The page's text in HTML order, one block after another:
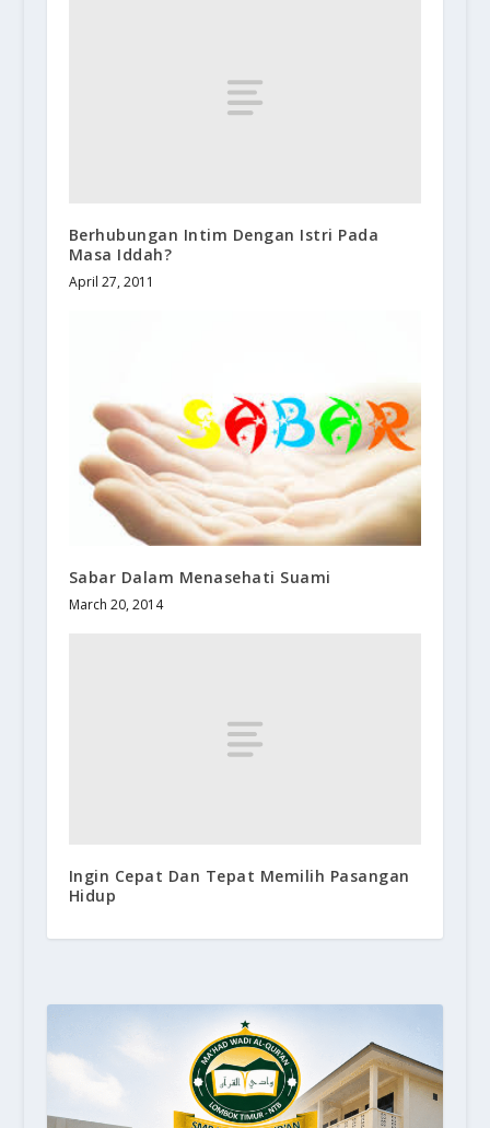
Berhubungan Intim Dengan Istri Pada
Masa Iddah?
April 27, 2011
Sabar Dalam Menasehati Suami
March 20, 2014
Ingin Cepat Dan Tepat Memilih Pasangan
Hidup